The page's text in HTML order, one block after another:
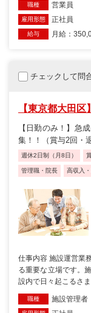
職種 営業員
雇用形態 正社員
給与 月給：
チェックして問
【東京都大田
【日勤のみ！】急
集！！（賞与2回・
週休2日制（月8日）
管理職・院長 高収入
仕事内容 施設運営業
る重要な立場です。
設内で日々起こるさ
職種 施設管理者